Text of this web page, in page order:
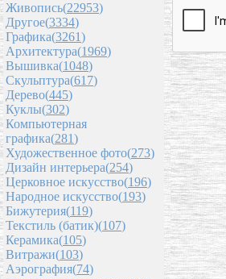
Живопись(22953)
Другое(3334)
Графика(3261)
Архитектура(1969)
Вышивка(1048)
Скульптура(617)
Дерево(445)
Куклы(302)
Компьютерная
графика(281)
Художественное фото(273)
Дизайн интерьера(254)
Церковное искусство(196)
Народное искусство(193)
Бижутерия(119)
Текстиль (батик)(107)
Керамика(105)
Витражи(103)
Аэрография(74)